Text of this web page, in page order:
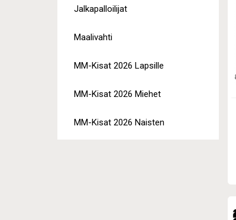
Jalkapalloilijat
Maalivahti
MM-Kisat 2026 Lapsille
MM-Kisat 2026 Miehet
MM-Kisat 2026 Naisten